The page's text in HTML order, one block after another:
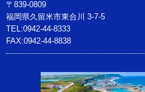
〒839-0809
福岡県久留米市東合川 3-7-5
TEL:0942-44-8333
FAX:0942-44-8838